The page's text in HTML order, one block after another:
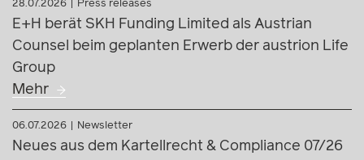
28.07.2026 Press releases
E+H berät SKH Funding Limited als Austrian
Counsel beim geplanten Erwerb der austrion Life
Group
Mehr
06.07.2026 Newsletter
Neues aus dem Kartellrecht & Compliance 07/26